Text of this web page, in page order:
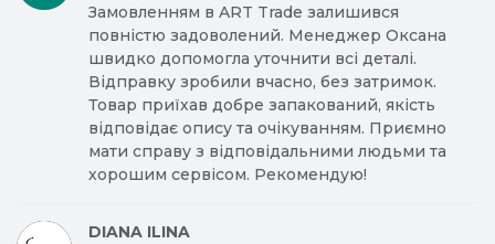
Замовленням в ART Trade залишився
повністю задоволений. Менеджер Оксана
швидко допомогла уточнити всі деталі.
Відправку зробили вчасно, без затримок.
Товар приїхав добре запакований, якість
відповідає опису та очікуванням. Приємно
мати справу з відповідальними людьми та
хорошим сервісом. Рекомендую!
DIANA ILINA